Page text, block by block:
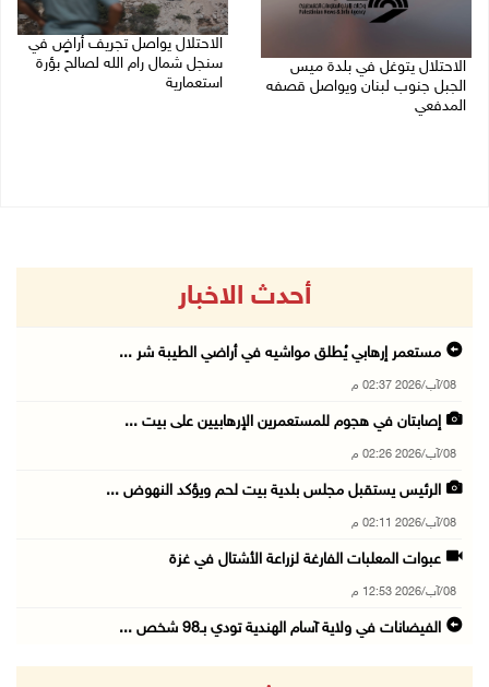
الاحتلال يتوغل في بلدة ميس
الجبل جنوب لبنان ويواصل قصفه
المدفعي
الاحتلال يواصل تجريف أراضٍ في
سنجل شمال رام الله لصالح بؤرة
استعمارية
أحدث الاخبار
مستعمر إرهابي يُطلق مواشيه في أراضي الطيبة شر ...
08/آب/2026 02:37 م
إصابتان في هجوم للمستعمرين الإرهابيين على بيت ...
08/آب/2026 02:26 م
الرئيس يستقبل مجلس بلدية بيت لحم ويؤكد النهوض ...
08/آب/2026 02:11 م
عبوات المعلبات الفارغة لزراعة الأشتال في غزة
08/آب/2026 12:53 م
الفيضانات في ولاية آسام الهندية تودي بـ98 شخص ...